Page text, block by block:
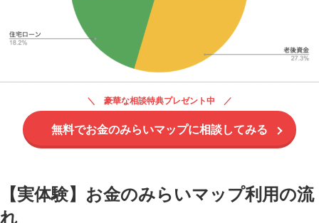
豪華な相談特典プレゼント中
無料でお金のみらいマップに相談してみる
【実体験】お金のみらいマップ利用の流
れ